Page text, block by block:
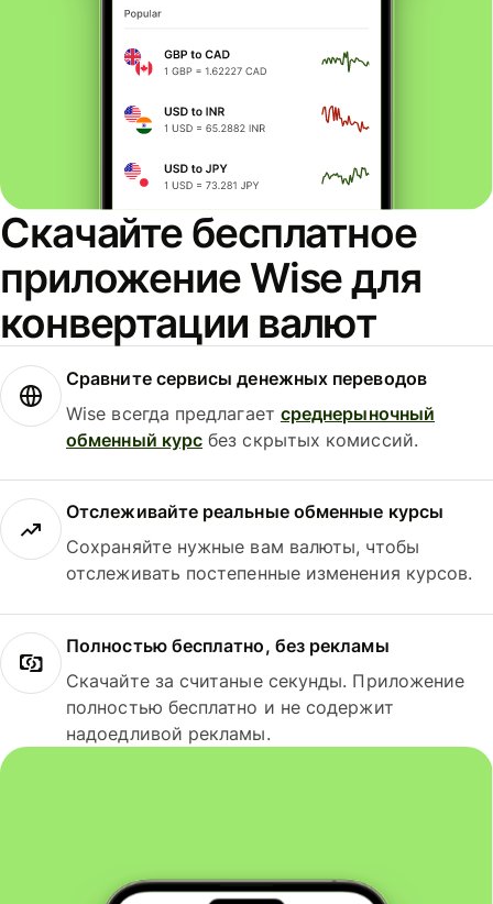
Скачайте бесплатное
приложение Wise для
конвертации валют
Сравните сервисы денежных переводов
Wise всегда предлагает среднерыночный
обменный курс без скрытых комиссий.
Отслеживайте реальные обменные курсы
Сохраняйте нужные вам валюты, чтобы
отслеживать постепенные изменения курсов.
Полностью бесплатно, без рекламы
Скачайте за считаные секунды. Приложение
полностью бесплатно и не содержит
надоедливой рекламы.